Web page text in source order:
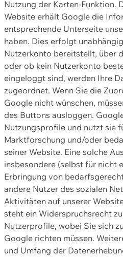
Nutzung der Karten-Funktion.
Website erhält Google die
entsprechende Unterseite
haben. Dies erfolgt
Nutzerkonto bereitstellt, über
oder ob kein Nutzerkonto
eingeloggt sind, werden Ihre
zugeordnet. Wenn Sie die
Google nicht wünschen,
des Buttons ausloggen.
Nutzungsprofile und nutzt sie
Marktforschung und/oder
seiner Website. Eine solche
insbesondere (selbst für nicht
Erbringung von
andere Nutzer des sozialen
Aktivitäten auf unserer
steht ein Widerspruchsrecht
Nutzerprofile, wobei Sie sich
Google richten müssen.
und Umfang der